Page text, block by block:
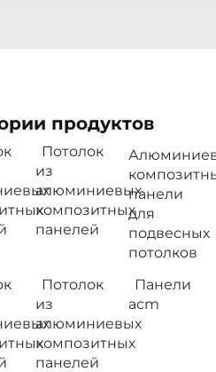
продуктов
Потолок
из
алюминиевых
композитных
панелей
панели
для
подвесных
потолков
Потолок
из
алюминиевых
композитных
панелей
Панели
acm